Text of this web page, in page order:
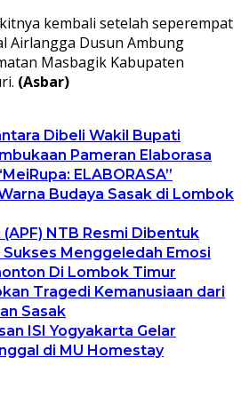
kembali setelah seperempat
Airlangga Dusun Ambung
Masbagik Kabupaten
(Asbar)
Dibeli Wakil Bupati
Pameran Elaborasa
ELABORASA”
Budaya Sasak di Lombok
NTB Resmi Dibentuk
Sukses Menggeledah Emosi
Di Lombok Timur
Tragedi Kemanusiaan dari
Sasak
ISI Yogyakarta Gelar
di MU Homestay